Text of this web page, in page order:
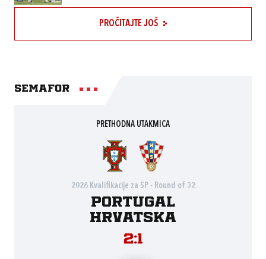
PROČITAJTE JOŠ
Semafor
PRETHODNA UTAKMICA
2026 Kvalifikacije za SP - Round of 32
Portugal
Hrvatska
2:1